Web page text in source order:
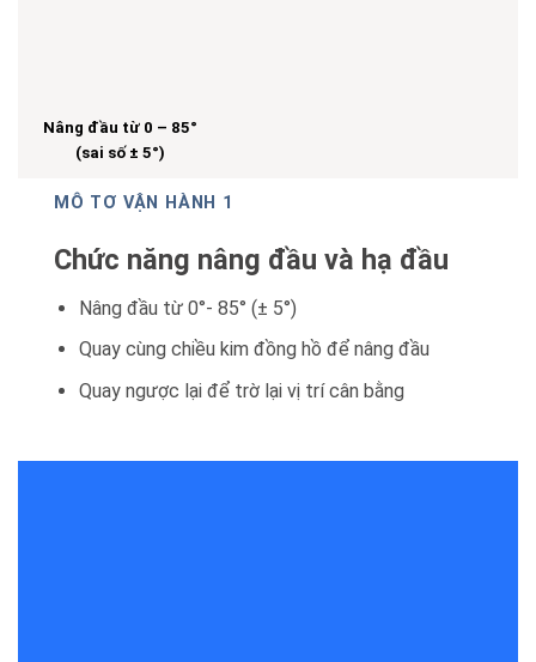
MÔ TƠ VẬN HÀNH 1
Chức năng nâng đầu và hạ đầu
Nâng đầu từ 0°- 85° (± 5°)
Quay cùng chiều kim đồng hồ để nâng đầu
Quay ngược lại để trờ lại vị trí cân bằng
Nâng đầu từ 0 – 85°
(sai số ± 5°)